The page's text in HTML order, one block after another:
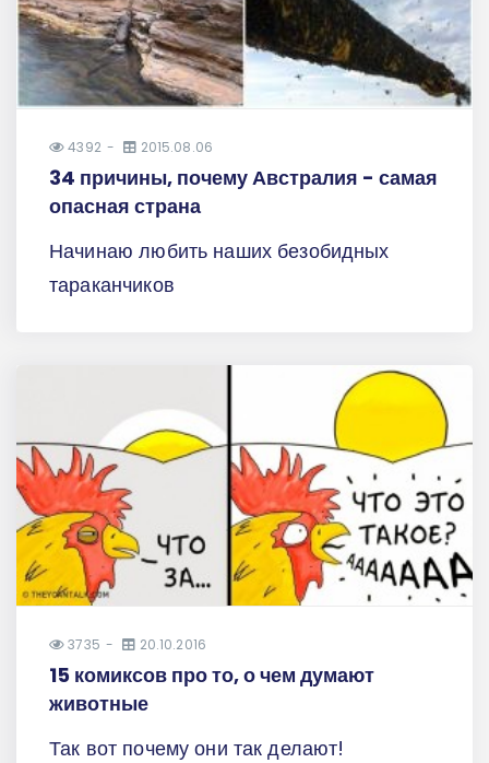
4392 2015.08.06
34 причины, почему Австралия - самая
опасная страна
Начинаю любить наших безобидных
тараканчиков
3735 20.10.2016
15 комиксов про то, о чем думают
животные
Так вот почему они так делают!